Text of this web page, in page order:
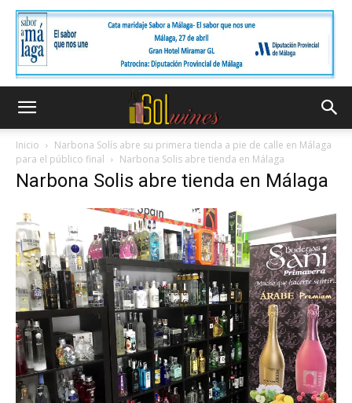
Inicio
Narbona Solís abre su primera tienda a pie de calle en Málaga
para el público final
Narbona Solis abre tienda en Málaga
Narbona Solis abre tienda en Málaga